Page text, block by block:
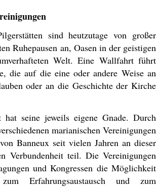
sind heutzutage von großer
Ruhepausen an, Oasen in der geistigen
Welt. Eine Wallfahrt führt
die auf die eine oder andere Weise an
oder an die Geschichte der Kirche
hat seine jeweils eigene Gnade. Durch
marianischen Vereinigungen
Banneux seit vielen Jahren an dieser
Verbundenheit teil. Die Vereinigungen
und Kongressen die Möglichkeit
Erfahrungsaustausch und zum